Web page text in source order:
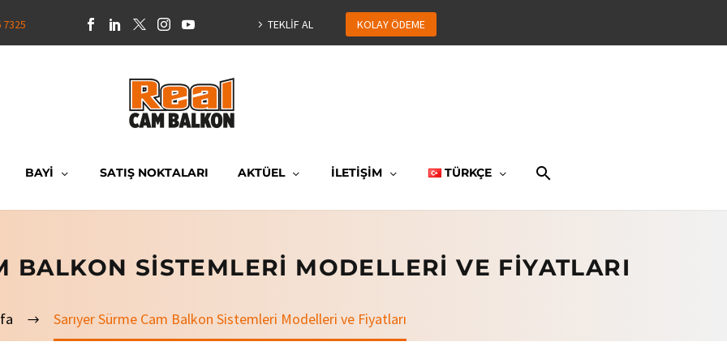
7325 TEKLİF AL KOLAY ÖDEME
BAYİ SATIŞ NOKTALARI AKTÜEL İLETİŞİM TÜRKÇE
BALKON SISTEMLERI MODELLERI VE FIYATLARI
Sarıyer Sürme Cam Balkon Sistemleri Modelleri ve Fiyatları